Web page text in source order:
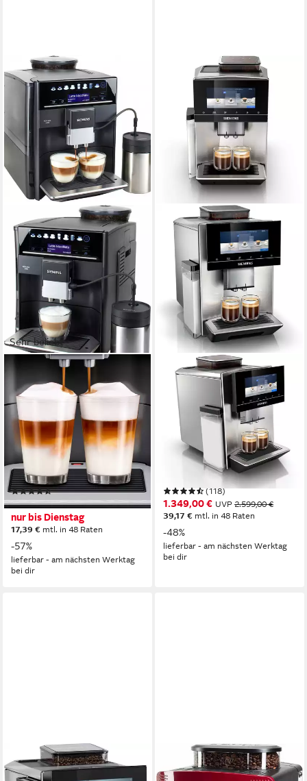
Sehr beliebt
Kaffeevollautomat EQ6 plus
s400 TE654509DE,
Doppeltassenfunktion,
Keramikmahlwerk
300 g Bohnenkapazität
15 bar
Pumpendruck
Touch-Bedienung Bedienung
(3964)
599,00 € UVP1.409,00 €
nur bis Dienstag
17,39 € mtl. in 48 Raten
-57%
lieferbar - am nächsten Werktag
bei dir
SIEMENS
Kaffeevollautomat EQ900
TQ903D43, intuitives 6,8"
TFT-Display,
Geräuschreduzierung
375 g Bohnenkapazität
Pumpendruck
Touch-Bedienung Bedienung
(118)
1.349,00 € UVP 2.599,00 €
39,17 € mtl. in 48 Raten
-48%
lieferbar - am nächsten Werktag
bei dir